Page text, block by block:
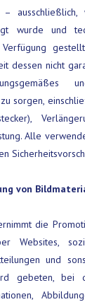
–
wurde und
Verfügung
dessen nicht
sorgen,
Alle
von
die
Websites,
und
gebeten, bei